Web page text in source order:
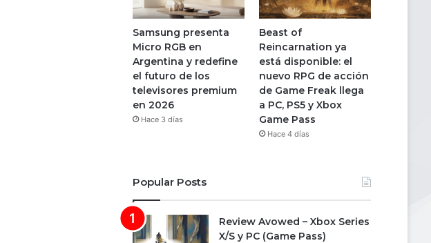
Samsung presenta
Micro RGB en
Argentina y redefine
el futuro de los
televisores premium
en 2026
Hace 3 días
Beast of
Reincarnation ya
está disponible: el
nuevo RPG de acción
de Game Freak llega
a PC, PS5 y Xbox
Game Pass
Hace 4 días
Popular Posts
Review Avowed – Xbox Series
X/S y PC (Game Pass)